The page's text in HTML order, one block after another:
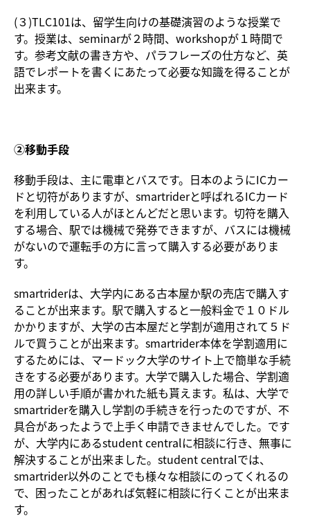
(３)TLC101は、留学生向けの基礎演習のような授業で
す。授業は、seminarが２時間、workshopが１時間で
す。参考文献の書き方や、パラフレーズの仕方など、英
語でレポートを書くにあたって必要な知識を得ることが
出来ます。
②移動手段
移動手段は、主に電車とバスです。日本のようにICカー
ドと切符がありますが、smartriderと呼ばれるICカード
を利用している人がほとんどだと思います。切符を購入
する場合、駅では機械で発券できますが、バスには機械
がないので運転手の方に言って購入する必要がありま
す。
smartriderは、大学内にある古本屋か駅の売店で購入す
ることが出来ます。駅で購入すると一般料金で１０ドル
かかりますが、大学の古本屋だと学割が適用されて５ド
ルで買うことが出来ます。smartrider本体を学割適用に
するためには、マードック大学のサイト上で簡単な手続
きをする必要があります。大学で購入した場合、学割適
用の詳しい手順が書かれた紙も貰えます。私は、大学で
smartriderを購入し学割の手続きを行ったのですが、不
具合があったようで上手く申請できませんでした。です
が、大学内にあるstudent centralに相談に行き、無事に
解決することが出来ました。student centralでは、
smartrider以外のことでも様々な相談にのってくれるの
で、困ったことがあれば気軽に相談に行くことが出来ま
す。